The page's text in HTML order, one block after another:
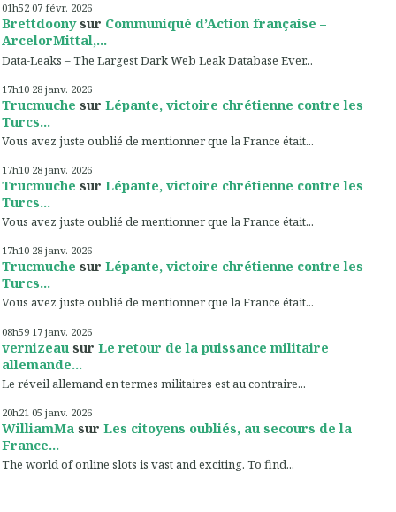
01h52 07 févr. 2026
Brettdoonysur Communiqué d’Action française –
ArcelorMittal,...
Data-Leaks – The Largest Dark Web Leak Database Ever...
17h10 28 janv. 2026
Trucmuche sur Lépante, victoire chrétienne contre les
Turcs...
Vous avez juste oublié de mentionner que la France était...
17h10 28 janv. 2026
Trucmuche sur Lépante, victoire chrétienne contre les
Turcs...
Vous avez juste oublié de mentionner que la France était...
17h10 28 janv. 2026
Trucmuche sur Lépante, victoire chrétienne contre les
Turcs...
Vous avez juste oublié de mentionner que la France était...
08h59 17 janv. 2026
vernizeau sur Le retour de la puissance militaire
allemande...
Le réveil allemand en termes militaires est au contraire...
20h21 05 janv. 2026
WilliamMa sur Les citoyens oubliés, au secours de la
France...
The world of online slots is vast and exciting. To find...